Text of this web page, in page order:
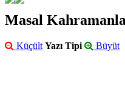
Masal
Küçült Yazı Tipi Büyüt